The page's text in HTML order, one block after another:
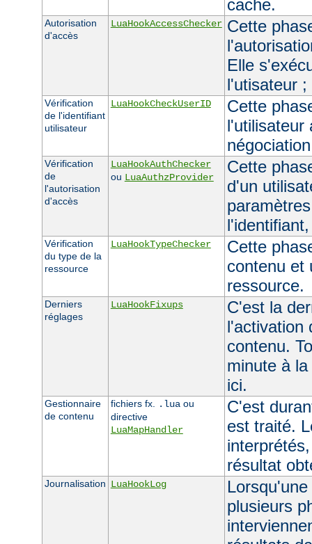
cache.
Autorisation
d'accès
LuaHookAccessChecker Cette
Elle
l'utisateur
Vérification
de l'identifiant
utilisateur
LuaHookCheckUserID
Cette
l'utilisateur
Vérification
de
l'autorisation
d'accès
LuaHookAuthChecker
ou LuaAuthzProvider
Cette
d'un
Vérification
du type de la
ressource
LuaHookTypeChecker
Cette
contenu et
ressource.
Derniers
réglages
LuaHookFixups
C'est la
l'activation
contenu.
minute à
ici.
Gestionnaire
de contenu
fichiers fx. .lua ou
directive
LuaMapHandler
C'est
est traité.
résultat
Journalisation LuaHookLog
plusieurs